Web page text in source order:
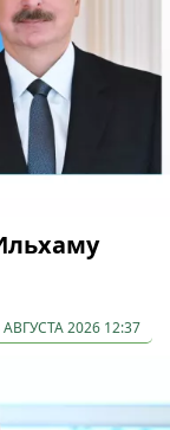
АВГУСТА 2026 12:37